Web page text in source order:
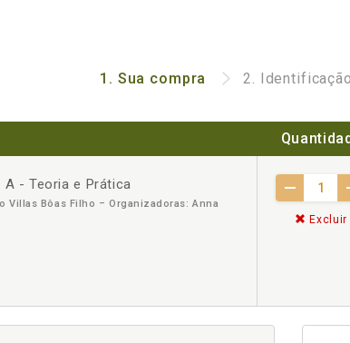
1. Sua compra 2. Identificação
- Teoria e Prática
Villas Bôas Filho – Organizadoras: Anna
Excluir